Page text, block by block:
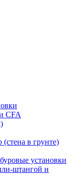
CFA
в грунте)
установки
штангой и